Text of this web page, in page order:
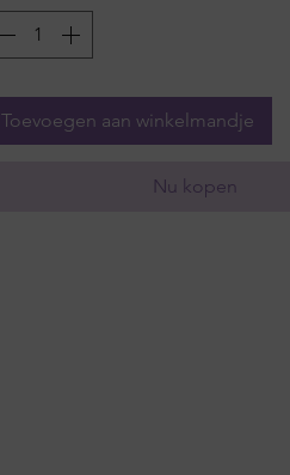
Toevoegen aan winkelmandje
Nu kopen